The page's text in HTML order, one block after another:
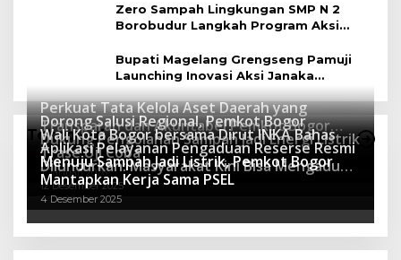
Zero Sampah Lingkungan SMP N 2
Borobudur Langkah Program Aksi
Bupati Magelang Grengseng Pamuji
Launching Inovasi Aksi Janaka
Program Sekolah Adiwiyata
Teknologi
Perkuat Tata Kelola Aset Daerah yang
Transparan dan Akuntabel Pemkot Bogor
Luncurkan SIMASDA
8 Juli 2026
Dorong Salusi Regional, Pemkot Bogor
Dukung Pengolahan Sampah Jadi Energi Listrik
8 April 2026
Wali Kota Bogor bersama Dirut INKA Bahas
Trase Uji Coba
7 Januari 2026
Aplikasi Pelayanan Pengaduan Reserse Resmi
Diluncurkan: Masyarakat Kini Bisa Mengadu
Lebih Cepat, Mudah, dan Terintegrasi
12 Desember 2025
Menuju Sampah Jadi Listrik, Pemkot Bogor
Mantapkan Kerja Sama PSEL
4 Desember 2025